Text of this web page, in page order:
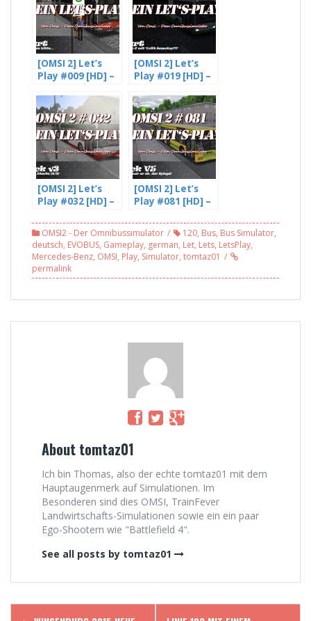
[OMSI 2] Let’s
Play #009 [HD] –
bitte… – mit
Freddy LP (3/5)
[OMSI 2] Let’s
Play #019 [HD] –
Voith
Sensotop?!?! –
mit Freddy LP
(1/3)
[OMSI 2] Let’s
Play #032 [HD] –
Atacke –
Gladbeck V3 (3/3)
[OMSI 2] Let’s
Play #081 [HD] –
ab, der Spiegel |
Gladbeck v5
OMSI2 - Der Omnibussimulator 120, Bus, Bus Simulator,
deutsch, EVOBUS, Gameplay, german, Let, Lets, LetsPlay,
Mercedes-Benz, OMSI, Play, Simulator, tomtaz01
permalink
About tomtaz01
Ich bin Thomas, also der echte tomtaz01 mit dem
Hauptaugenmerk auf Simulationen. Im
Besonderen sind dies OMSI, TrainFever
Landwirtschafts-Simulationen sowie ein ein paar
Ego-Shootern wie "Battlefield 4".
See all posts by tomtaz01